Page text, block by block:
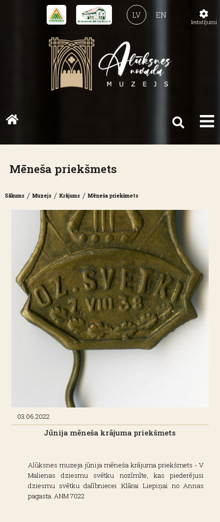
EN
LV
Mēneša priekšmets
Sākums / Muzejs / Krājums / Mēneša priekšmets
03.06.2022
Jūnija mēneša krājuma priekšmets
Alūksnes muzeja jūnija mēneša krājuma priekšmets - V
Malienas dziesmu svētku nozīmīte, kas piederējusi
dziesmu svētku dalībniecei Klārai Liepiņai no Annas
pagasta. ANM 7022
Iestatījumi